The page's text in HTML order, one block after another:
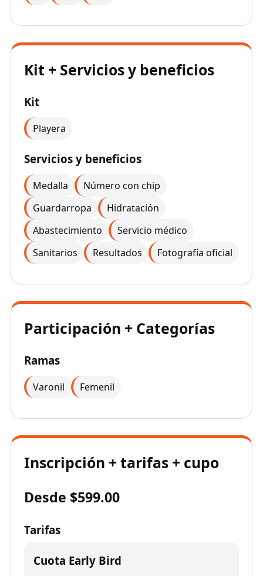
Kit + Servicios y beneficios
Kit
Playera
Servicios y beneficios
Medalla
Número con chip
Guardarropa
Hidratación
Abastecimiento
Servicio médico
Sanitarios
Resultados Fotografía oficial
Participación + Categorías
Ramas
Varonil Femenil
Inscripción + tarifas + cupo
Desde $599.00
Tarifas
Cuota Early Bird